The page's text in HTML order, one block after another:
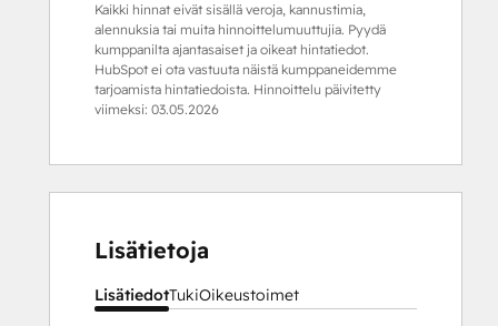
Kaikki hinnat eivät sisällä veroja, kannustimia,
alennuksia tai muita hinnoittelumuuttujia. Pyydä
kumppanilta ajantasaiset ja oikeat hintatiedot.
HubSpot ei ota vastuuta näistä kumppaneidemme
tarjoamista hintatiedoista. Hinnoittelu päivitetty
viimeksi: 03.05.2026
Lisätietoja
LisätiedotTukiOikeustoimet